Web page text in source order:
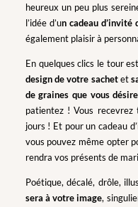
heureux un peu plus
l’idée d’un cadeau d’invité
également plaisir à
En quelques clics le tour
design de votre sachetet
de graines que vous
patientez ! Vous
jours ! Et pour un cadeau
vous pouvez même opter
rendra vos présents de
Poétique, décalé, drôle,
sera à votre image,